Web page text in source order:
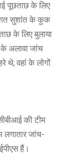
पूछताछ के लिए
सुशांत के कुक
के लिए बुलाया
के अलावा जांच
थे, वहां के लोगों
की टीम
लगातार जांच-
हैं।